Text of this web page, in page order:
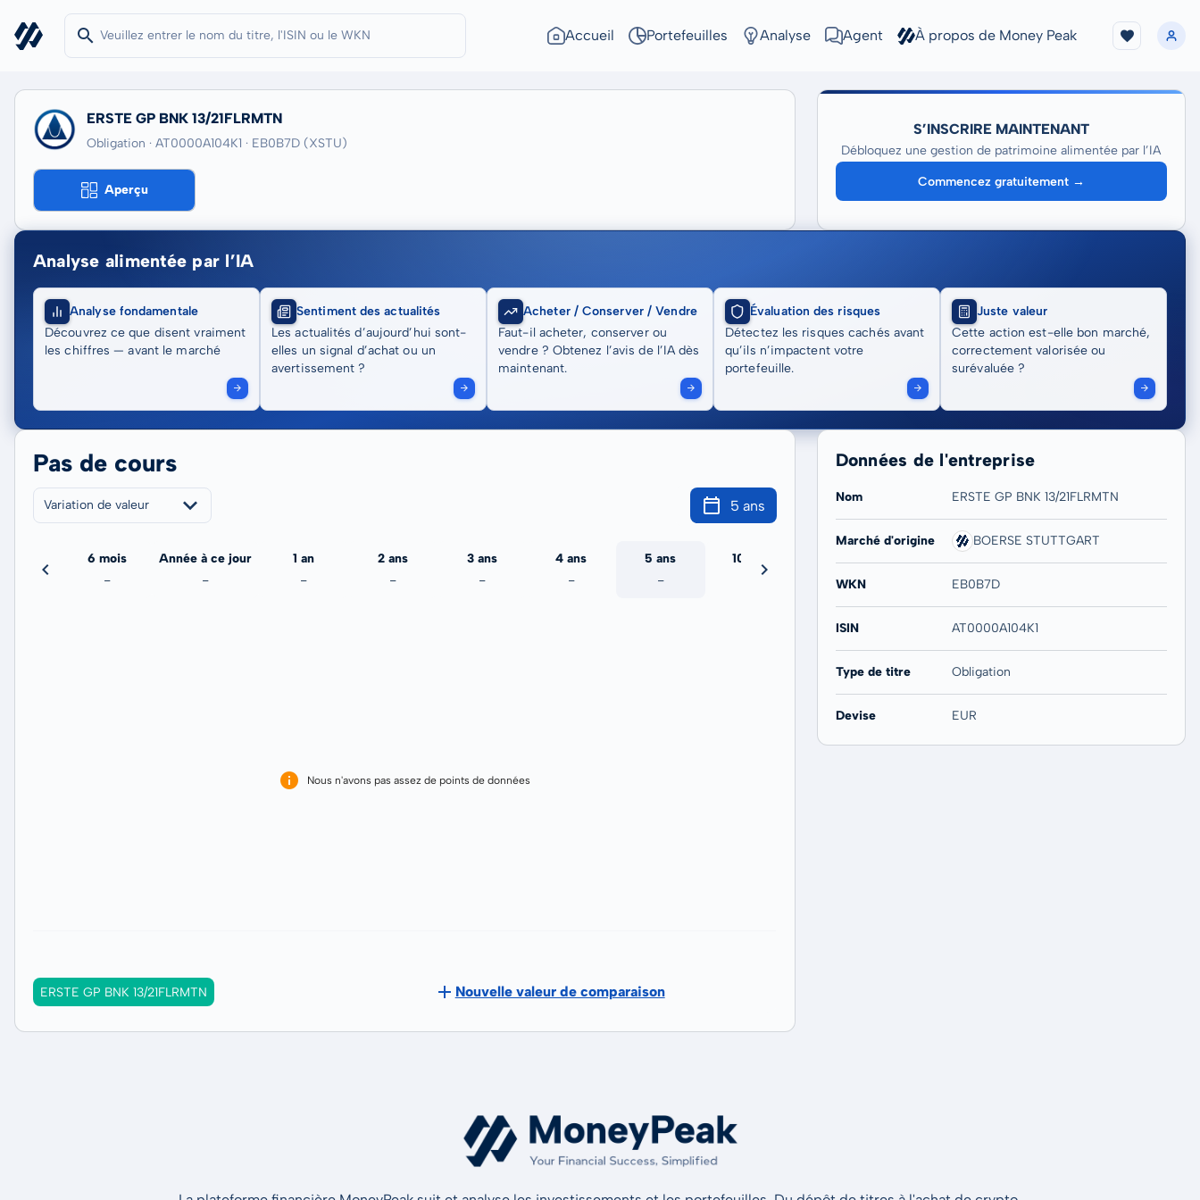
Accueil Portefeuilles Analyse Agent À propos de Money Peak
ERSTE GP BNK 13/21FLRMTN
Obligation · AT0000A104K1 · EB0B7D (XSTU)
Aperçu
S’INSCRIRE MAINTENANT
Débloquez une gestion de patrimoine alimentée par l’IA
Commencez gratuitement →
Analyse alimentée par l’IA
Analyse fondamentale
Découvrez ce que disent vraiment
les chiffres — avant le marché
Sentiment des actualités
Les actualités d’aujourd’hui sont-
elles un signal d’achat ou un
avertissement ?
Acheter / Conserver / Vendre
Faut-il acheter, conserver ou
vendre ? Obtenez l’avis de l’IA dès
maintenant.
Évaluation des risques
Détectez les risques cachés avant
qu’ils n’impactent votre
portefeuille.
Juste valeur
Cette action est-elle bon marché,
correctement valorisée ou
surévaluée ?
Pas de cours
Variation de valeur 5 ans
6 mois
-
Année à ce jour
-
1 an
-
2 ans
-
3 ans
-
4 ans
-
5 ans
-
10 ans
-
Nous n'avons pas assez de points de données
ERSTE GP BNK 13/21FLRMTN Nouvelle valeur de comparaison
Données de l'entreprise
Nom ERSTE GP BNK 13/21FLRMTN
Marché d'origine BOERSE STUTTGART
WKN EB0B7D
ISIN AT0000A104K1
Type de titre Obligation
Devise EUR